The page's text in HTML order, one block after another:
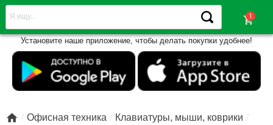
shopping_cart
Установите наше приложение, чтобы делать покупки удобнее!
 Офисная техника
Клавиатуры, мыши, коврики